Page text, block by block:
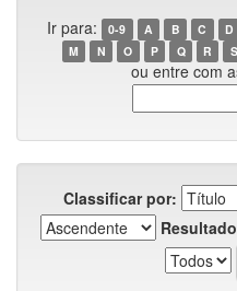
Ir para: 0-9 A B C D
M
N O P Q R S
ou entre com
Classificar por: